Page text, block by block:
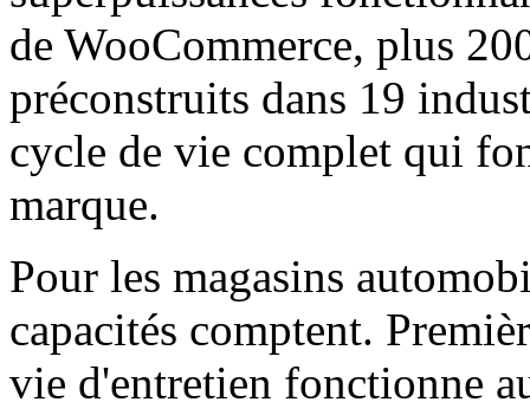
de WooCommerce, plus
préconstruits dans 19
cycle de vie complet qui
marque.
Pour les magasins
capacités comptent.
vie d'entretien fonctionne